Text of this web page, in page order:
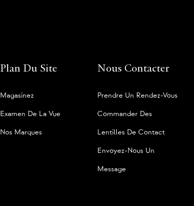
Plan Du Site
Magasinez
Examen De La Vue
Nos Marques
Nous Contacter
Prendre Un Rendez-Vous
Commander Des
Lentilles De Contact
Envoyez-Nous Un
Message